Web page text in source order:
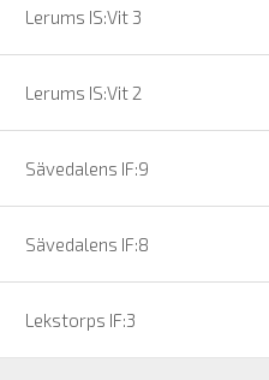
Lerums IS:Vit 3
Lerums IS:Vit 2
Sävedalens IF:9
Sävedalens IF:8
Lekstorps IF:3